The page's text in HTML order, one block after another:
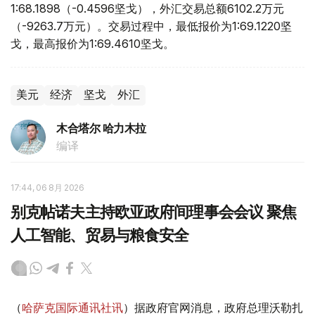
1:68.1898（-0.4596坚戈），外汇交易总额6102.2万元
（-9263.7万元）。交易过程中，最低报价为1:69.1220坚
戈，最高报价为1:69.4610坚戈。
美元 经济 坚戈 外汇
木合塔尔 哈力木拉
编译
17:44, 06 8月 2026
别克帖诺夫主持欧亚政府间理事会会议 聚焦
人工智能、贸易与粮食安全
（哈萨克国际通讯社讯）据政府官网消息，政府总理沃勒扎